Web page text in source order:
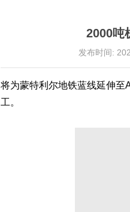
2000吨
发布时间:
将为蒙特利尔地铁蓝线延伸至
工。